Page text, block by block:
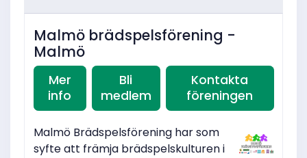
Malmö brädspelsförening -
Malmö
Mer
info
Bli
medlem
Kontakta
föreningen
Malmö Brädspelsförening har som
syfte att främja brädspelskulturen i